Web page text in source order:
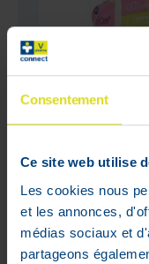
Consentement
Ce site web utilise
Les cookies nous
et les annonces,
médias sociaux et
partageons